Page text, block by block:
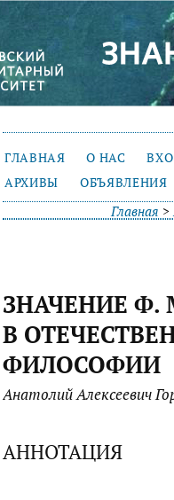
ГЛАВНАЯ О НАС
АРХИВЫ
ОБЪЯВЛЕНИЯ
Главная >
ЗНАЧЕНИЕ Ф.
В
ФИЛОСОФИИ
Анатолий Алексеевич
АННОТАЦИЯ